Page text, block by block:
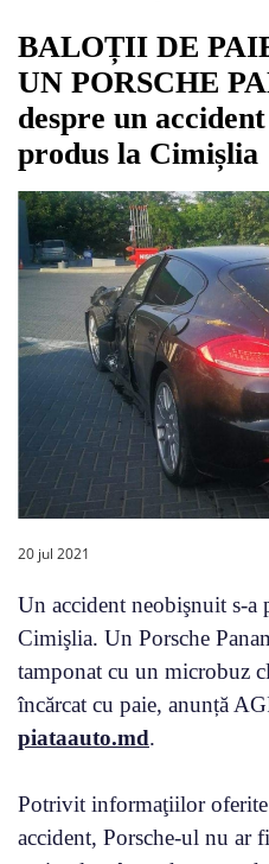
BALOȚII DE
UN PORSCHE
despre un
produs la Cimișlia
20 jul 2021
Un accident neobişnuit s-a
Cimişlia. Un Porsche
tamponat cu un microbuz
încărcat cu paie, anunță
piataauto.md.
Potrivit informaţiilor
accident, Porsche-ul nu ar